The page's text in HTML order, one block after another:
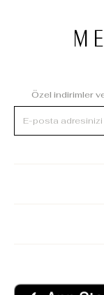
Özel indirimler